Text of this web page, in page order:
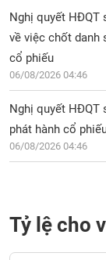
Nghị quyết HĐQT
về việc chốt danh
cổ phiếu
06/08/2026 04:46
Nghị quyết HĐQT
phát hành cổ
06/08/2026 04:46
Tỷ lệ cho